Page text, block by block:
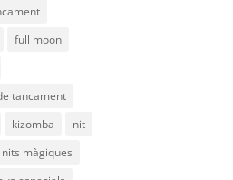
full moon
tancament
kizomba
nit
nits màgiques